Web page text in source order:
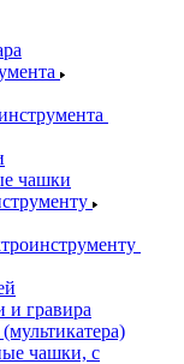
чашки
и гравира
чашки, с